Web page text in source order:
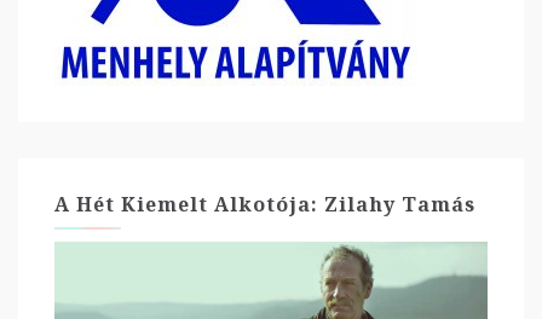
A Hét Kiemelt Alkotója: Zilahy Tamás